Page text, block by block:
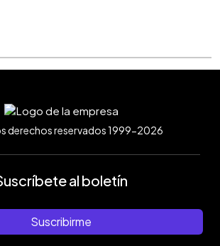
derechos reservados 1999-2026
al boletín
Suscribirme